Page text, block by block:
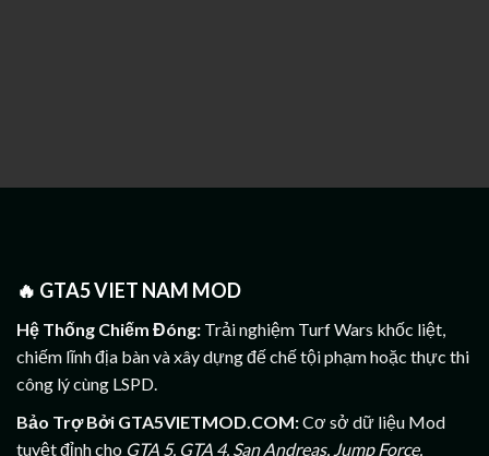
🔥 GTA5 VIET NAM MOD
Hệ Thống Chiếm Đóng: Trải nghiệm Turf Wars khốc liệt,
chiếm lĩnh địa bàn và xây dựng đế chế tội phạm hoặc thực thi
công lý cùng LSPD.
Bảo Trợ Bởi GTA5VIETMOD.COM:Cơ sở dữ liệu Mod
tuyệt đỉnh cho GTA 5, GTA 4, San Andreas, Jump Force,